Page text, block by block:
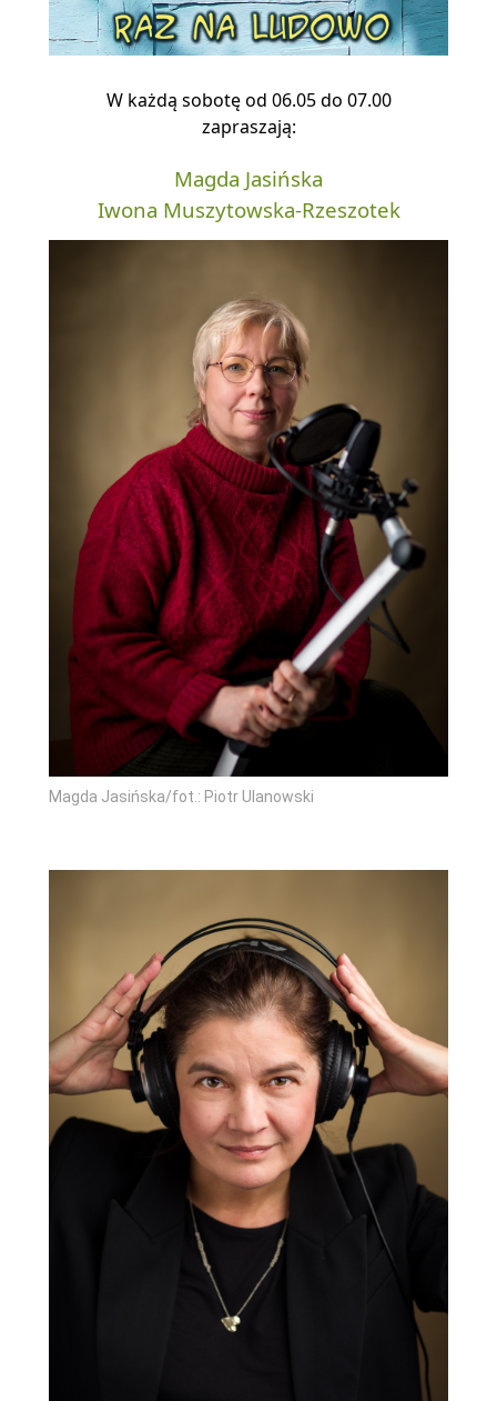
W każdą sobotę od 06.05 do 07.00
zapraszają:
Magda Jasińska
Iwona Muszytowska-Rzeszotek
Magda Jasińska/fot.: Piotr Ulanowski